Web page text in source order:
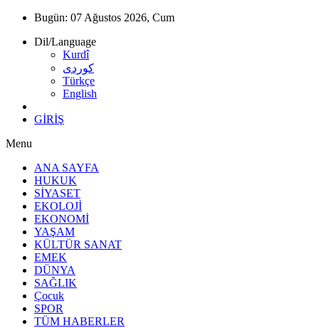
Bugün: 07 Ağustos 2026, Cum
Dil/Language
Kurdî
كوردى
Türkçe
English
GİRİŞ
Menu
ANA SAYFA
HUKUK
SİYASET
EKOLOJİ
EKONOMİ
YAŞAM
KÜLTÜR SANAT
EMEK
DÜNYA
SAĞLIK
Çocuk
SPOR
TÜM HABERLER
‘Yüzlerce çocuk devletin ihmalleri sonucu yaşamını yitirdi’